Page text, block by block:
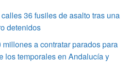
36 fusiles de asalto tras una
detenidos
a contratar parados para
los temporales en Andalucía y